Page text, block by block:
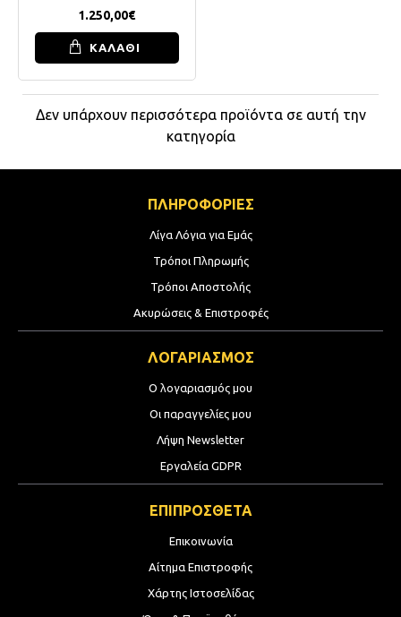
1.250,00€
ΚΑΛΑΘΙ
Δεν υπάρχουν περισσότερα προϊόντα σε αυτή την
κατηγορία
ΠΛΗΡΟΦΟΡΙΕΣ
Λίγα Λόγια για Εμάς
Τρόποι Πληρωμής
Τρόποι Αποστολής
Ακυρώσεις & Επιστροφές
ΛΟΓΑΡΙΑΣΜΟΣ
Ο λογαριασμός μου
Οι παραγγελίες μου
Λήψη Newsletter
Εργαλεία GDPR
ΕΠΙΠΡΟΣΘΕΤΑ
Επικοινωνία
Αίτημα Επιστροφής
Χάρτης Ιστοσελίδας